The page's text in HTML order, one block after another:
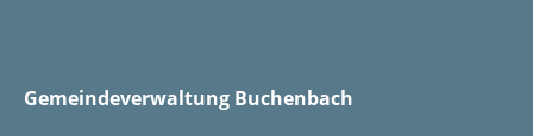
Gemeindeverwaltung Buchenbach